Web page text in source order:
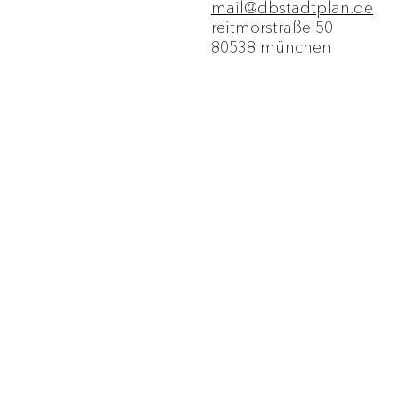
mail@dbstadtplan.de
reitmorstraße 50
80538 münchen